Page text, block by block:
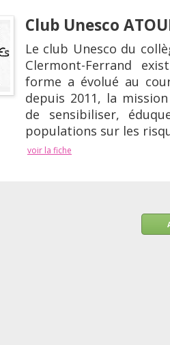
Club Unesco
Le club Unesco du
Clermont-Ferrand
forme a évolué au
depuis 2011, la
de sensibiliser,
populations sur les
voir la fiche